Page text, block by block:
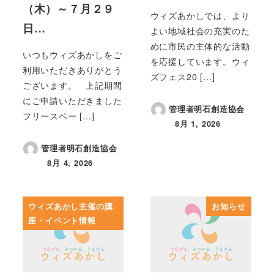
（木）～７月２９
日…
いつもウィズあかしをご
利用いただきありがとう
ございます。 上記期間
にご申請いただきました
フリースペー […]
管理者明石創造協会
投稿日
8月 4, 2026
ウィズあかしでは、より
よい地域社会の充実のた
めに市民の主体的な活動
を応援しています。ウィ
ズフェス20 […]
管理者明石創造協会
投稿日
8月 1, 2026
ウィズあかし主催の講
座・イベント情報
お知らせ